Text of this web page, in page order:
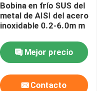
Bobina en frío SUS del
metal de AISI del acero
inoxidable 0.2-6.0m m
Mejor precio
Contacto